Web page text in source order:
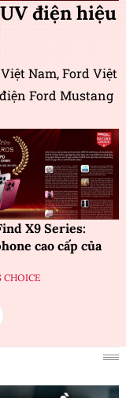
điện hiệu
Nam, Ford Việt
Ford Mustang
X9 Series:
cao cấp của
CHOICE